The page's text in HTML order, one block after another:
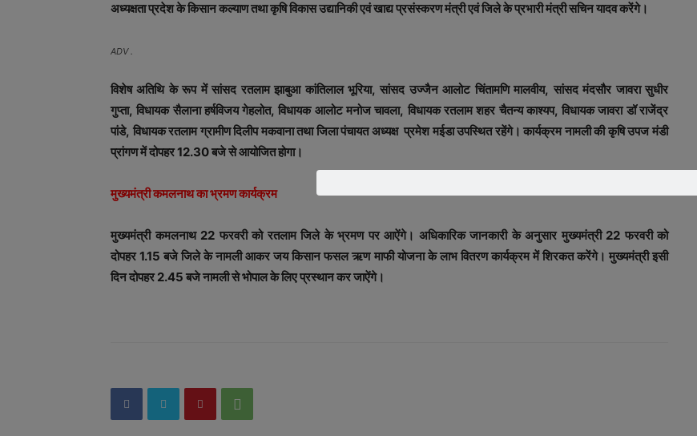
अध्यक्षता प्रदेश के किसान कल्याण तथा कृषि विकास उद्यानिकी एवं खाद्य प्रसंस्करण मंत्री एवं जिले के प्रभारी मंत्री सचिन यादव करेंगे।
ADV .
विशेष अतिथि के रूप में सांसद रतलाम झाबुआ कांतिलाल भूरिया, सांसद उज्जैन आलोट चिंतामणि मालवीय, सांसद मंदसौर जावरा सुधीर
गुप्ता, विधायक सैलाना हर्षविजय गेहलोत, विधायक आलोट मनोज चावला, विधायक रतलाम शहर चैतन्य काश्यप, विधायक जावरा डॉ राजेंद्र
पांडे, विधायक रतलाम ग्रामीण दिलीप मकवाना तथा जिला पंचायत अध्यक्ष प्रमेश मईडा उपस्थित रहेंगे। कार्यक्रम नामली की कृषि उपज मंडी
प्रांगण में दोपहर 12.30 बजे से आयोजित होगा।
मुख्यमंत्री कमलनाथ का भ्रमण कार्यक्रम
मुख्यमंत्री कमलनाथ 22 फरवरी को रतलाम जिले के भ्रमण पर आऐंगे। अधिकारिक जानकारी के अनुसार मुख्यमंत्री 22 फरवरी को
दोपहर 1.15 बजे जिले के नामली आकर जय किसान फसल ऋण माफी योजना के लाभ वितरण कार्यक्रम में शिरकत करेंगे। मुख्यमंत्री इसी
दिन दोपहर 2.45 बजे नामली से भोपाल के लिए प्रस्थान कर जाऐंगे।